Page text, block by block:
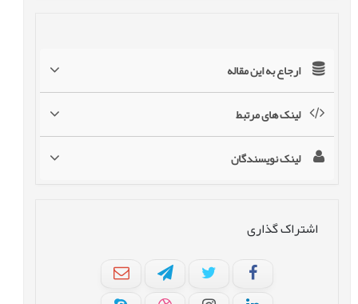
ارجاع به این مقاله
لینک های مرتبط
لینک نویسندگان
اشتراک گذاری